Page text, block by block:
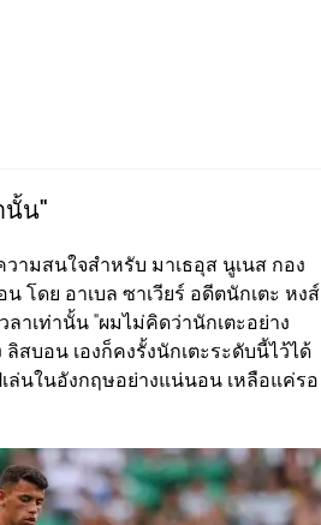
นั้น"
ามสนใจสำหรับ มาเธอุส นูเนส กอง
โดย อาเบล ซาเวียร์ อดีตนักเตะ หงส์
าเท่านั้น "ผมไม่คิดว่านักเตะอย่าง
บอน เองก็คงรั้งนักเตะระดับนี้ไว้ได้
นในอังกฤษอย่างแน่นอน เหลือแค่รอ